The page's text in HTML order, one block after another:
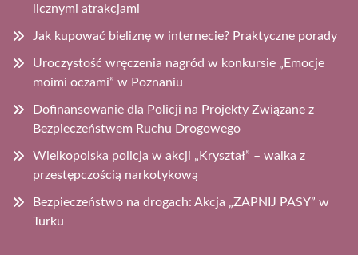
licznymi atrakcjami
Jak kupować bieliznę w internecie? Praktyczne porady
Uroczystość wręczenia nagród w konkursie „Emocje
moimi oczami” w Poznaniu
Dofinansowanie dla Policji na Projekty Związane z
Bezpieczeństwem Ruchu Drogowego
Wielkopolska policja w akcji „Kryształ” – walka z
przestępczością narkotykową
Bezpieczeństwo na drogach: Akcja „ZAPNIJ PASY” w
Turku